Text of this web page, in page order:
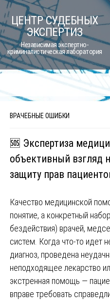
Skip
to
content
ЦЕНТР СУДЕБНЫХ
ЭКСПЕРТИЗ
Независимая экспертно-
криминалистическая лаборатория
ВРАЧЕБНЫЕ ОШИБКИ
🆘 Экспертиза
объективный взгляд
защиту прав
Качество медицинской
понятие, а конкретный
бездействия) врачей,
систем. Когда что-то идет
диагноз, проведена
неподходящее лекарство
экстренная помощь —
вправе требовать